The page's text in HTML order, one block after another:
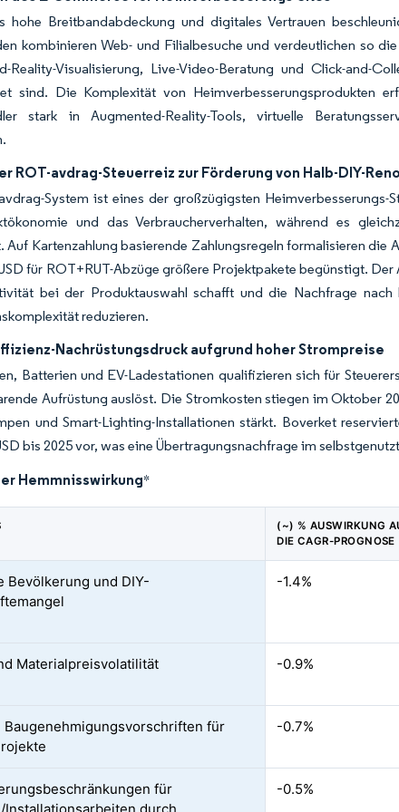
hohe Breitbandabdeckung und digitales Vertrauen
kombinieren Web- und Filialbesuche und verdeutlichen so
Reality-Visualisierung, Live-Video-Beratung und Click-and-
sind. Die Komplexität von Heimverbesserungsprodukten
stark in Augmented-Reality-Tools, virtuelle
ROT-avdrag-Steuerreiz zur Förderung von Halb-DIY-
System ist eines der großzügigsten
und das Verbraucherverhalten, während es
Auf Kartenzahlung basierende Zahlungsregeln formalisieren
für ROT+RUT-Abzüge größere Projektpakete begünstigt.
bei der Produktauswahl schafft und die Nachfrage
reduzieren.
Nachrüstungsdruck aufgrund hoher Strompreise
Batterien und EV-Ladestationen qualifizieren sich für
Aufrüstung auslöst. Die Stromkosten stiegen im Oktober
und Smart-Lighting-Installationen stärkt. Boverket
bis 2025 vor, was eine Übertragungsnachfrage im
Hemmnisswirkung*
(~) % AUSWIRKUNG
DIE CAGR-PROGNOSE
Bevölkerung und DIY-
-1.4%
Materialpreisvolatilität -0.9%
Baugenehmigungsvorschriften für
-0.7%
für
-0.5%